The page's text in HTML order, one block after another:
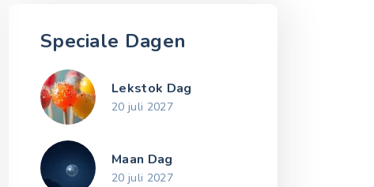
Speciale Dagen
Lekstok Dag
20 juli 2027
Maan Dag
20 juli 2027